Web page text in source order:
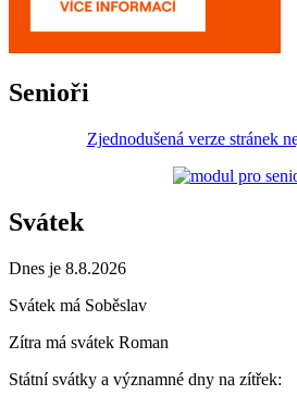
Senioři
Zjednodušená verze stránek
Svátek
Dnes je 8.8.2026
Svátek má Soběslav
Zítra má svátek Roman
Státní svátky a významné dny na zítřek: